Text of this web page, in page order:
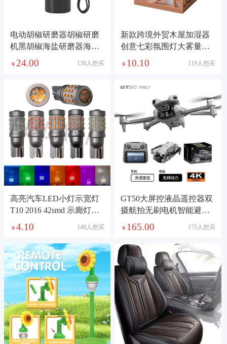
电动胡椒研磨器胡椒研磨
机黑胡椒海盐研磨器海盐
研磨瓶家用胡椒磨
￥ 24.00 138人想买
新款跨境外贸木屋加湿器
创意七彩氛围灯大雾量喷
雾加用桌面增湿机加湿器
￥ 10.10 119人想买
高亮汽车LED小灯示宽灯
T10 2016 42smd 示廊灯牌
照灯阅读透镜
￥ 4.10 148人想买
GT50大屏控液晶遥控器双
摄航拍无刷电机智能避障
光流悬停遥控飞机
￥ 165.00 175人想买